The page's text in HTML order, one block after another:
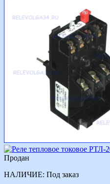
Продан
НАЛИЧИЕ: Под заказ